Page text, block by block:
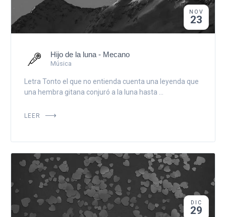
NOV
23
Hijo de la luna - Mecano
Música
Letra Tonto el que no entienda cuenta una leyenda que
una hembra gitana conjuró a la luna hasta ...
LEER
DIC
29